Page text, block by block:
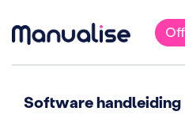
Software handleiding